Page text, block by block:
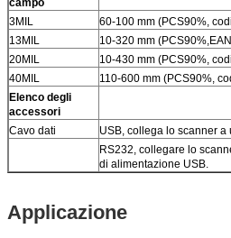
campo
3MIL
60-100 mm (PCS90%,
13MIL
10-320 mm
20MIL
10-430 mm (PCS90%,
40MIL
110-600 mm (PCS90%,
Elenco degli
accessori
Cavo dati
USB, collega lo scanner
RS232, collegare lo
di alimentazione USB.
Applicazione